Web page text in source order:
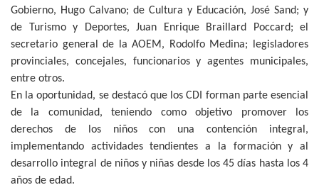
Gobierno, Hugo Calvano; de Cultura y Educación, José Sand; y
de Turismo y Deportes, Juan Enrique Braillard Poccard; el
secretario general de la AOEM, Rodolfo Medina; legisladores
provinciales, concejales, funcionarios y agentes municipales,
entre otros.
En la oportunidad, se destacó que los CDI forman parte esencial
de la comunidad, teniendo como objetivo promover los
derechos de los niños con una contención integral,
implementando actividades tendientes a la formación y al
desarrollo integral de niños y niñas desde los 45 días hasta los 4
años de edad.